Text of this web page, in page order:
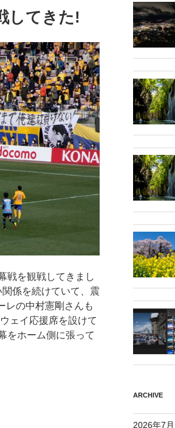
してきた!
戦を観戦してきまし
係を続けていて、震
レの中村憲剛さんも
ェイ応援席を設けて
をホーム側に張って
ARCHIVE
2026年7月